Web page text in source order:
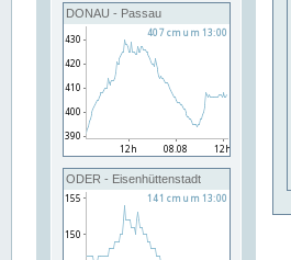
DONAU - Passau
ODER - Eisenhüttenstadt